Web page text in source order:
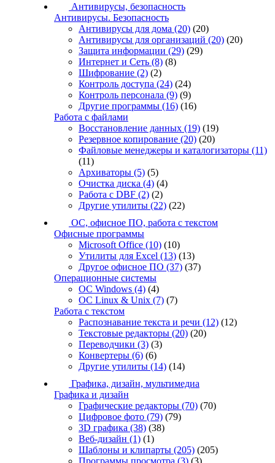
Антивирусы, безопасность
Антивирусы. Безопасность
Антивирусы для дома (20) (20)
Антивирусы для организаций (20) (20)
Защита информации (29) (29)
Интернет и Сеть (8) (8)
Шифрование (2) (2)
Контроль доступа (24) (24)
Контроль персонала (9) (9)
Другие программы (16) (16)
Работа с файлами
Восстановление данных (19) (19)
Резервное копирование (20) (20)
Файловые менеджеры и каталогизаторы (11)
(11)
Архиваторы (5) (5)
Очистка диска (4) (4)
Работа с DBF (2) (2)
Другие утилиты (22) (22)
ОС, офисное ПО, работа с текстом
Офисные программы
Microsoft Office (10) (10)
Утилиты для Excel (13) (13)
Другое офисное ПО (37) (37)
Операционные системы
ОС Windows (4) (4)
ОС Linux & Unix (7) (7)
Работа с текстом
Распознавание текста и речи (12) (12)
Текстовые редакторы (20) (20)
Переводчики (3) (3)
Конвертеры (6) (6)
Другие утилиты (14) (14)
Графика, дизайн, мультимедиа
Графика и дизайн
Графические редакторы (70) (70)
Цифровое фото (79) (79)
3D графика (38) (38)
Веб-дизайн (1) (1)
Шаблоны и клипарты (205) (205)
Программы просмотра (3) (3)